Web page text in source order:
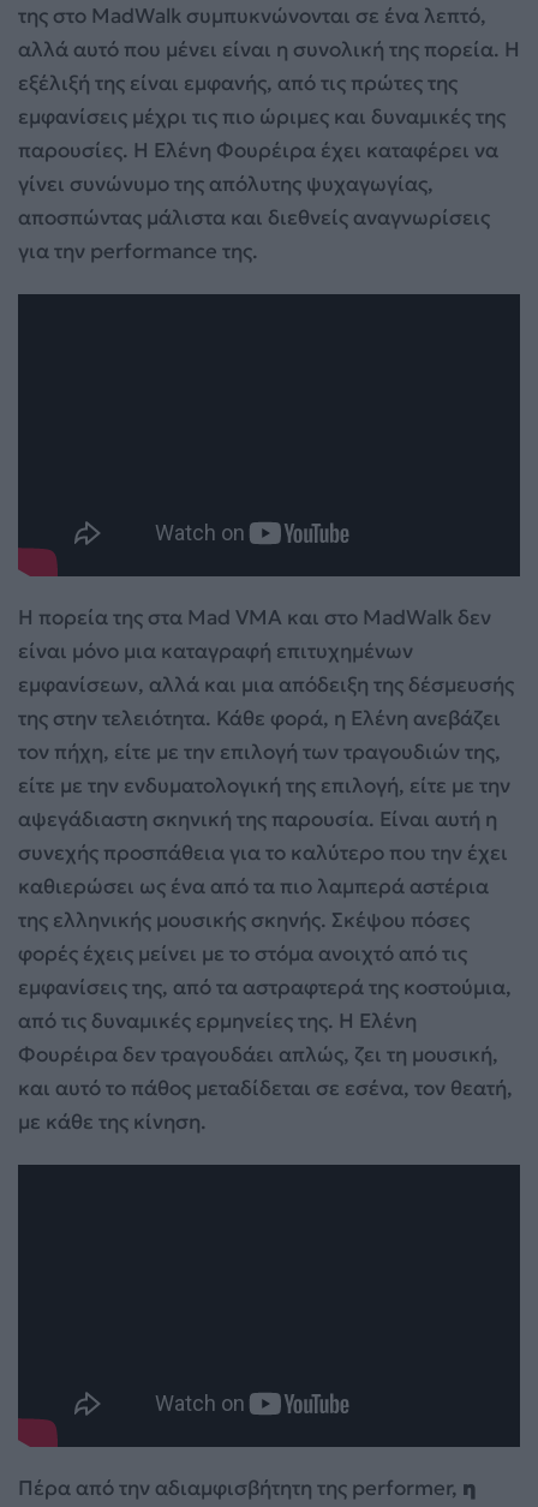
της στο MadWalk συμπυκνώνονται σε ένα λεπτό,
αλλά αυτό που μένει είναι η συνολική της πορεία. Η
εξέλιξή της είναι εμφανής, από τις πρώτες της
εμφανίσεις μέχρι τις πιο ώριμες και δυναμικές της
παρουσίες. Η Ελένη Φουρέιρα έχει καταφέρει να
γίνει συνώνυμο της απόλυτης ψυχαγωγίας,
αποσπώντας μάλιστα και διεθνείς αναγνωρίσεις
για την performance της.
Η πορεία της στα Mad VMA και στο MadWalk δεν
είναι μόνο μια καταγραφή επιτυχημένων
εμφανίσεων, αλλά και μια απόδειξη της δέσμευσής
της στην τελειότητα. Κάθε φορά, η Ελένη ανεβάζει
τον πήχη, είτε με την επιλογή των τραγουδιών της,
είτε με την ενδυματολογική της επιλογή, είτε με την
αψεγάδιαστη σκηνική της παρουσία. Είναι αυτή η
συνεχής προσπάθεια για το καλύτερο που την έχει
καθιερώσει ως ένα από τα πιο λαμπερά αστέρια
της ελληνικής μουσικής σκηνής. Σκέψου πόσες
φορές έχεις μείνει με το στόμα ανοιχτό από τις
εμφανίσεις της, από τα αστραφτερά της κοστούμια,
από τις δυναμικές ερμηνείες της. Η Ελένη
Φουρέιρα δεν τραγουδάει απλώς, ζει τη μουσική,
και αυτό το πάθος μεταδίδεται σε εσένα, τον θεατή,
με κάθε της κίνηση.
Πέρα από την αδιαμφισβήτητη της performer, η